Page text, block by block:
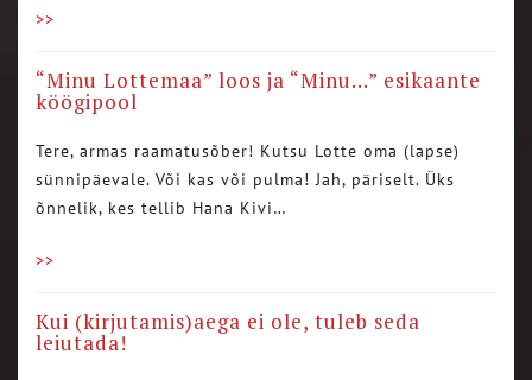
>>
“Minu Lottemaa” loos ja “Minu…” esikaante
köögipool
Tere, armas raamatusõber! Kutsu Lotte oma (lapse)
sünnipäevale. Või kas või pulma! Jah, päriselt. Üks
õnnelik, kes tellib Hana Kivi…
>>
Kui (kirjutamis)aega ei ole, tuleb seda
leiutada!